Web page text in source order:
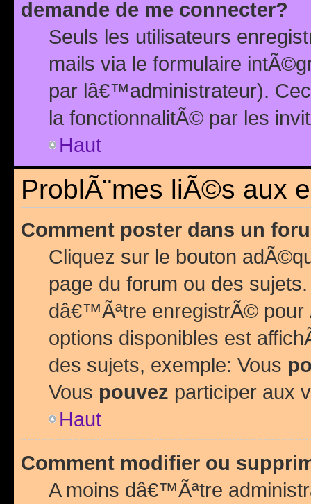
demande de me connecter?
Seuls les utilisateurs
mails via le formulaire
par lâ€™administrateur).
la fonctionnalitÃ© par les
Haut
ProblÃ¨mes liÃ©s aux
Comment poster dans un
Cliquez sur le bouton
page du forum ou des
dâ€™Ãªtre enregistrÃ©
options disponibles est
des sujets, exemple: Vous
Vous pouvez participer aux
Haut
Comment modifier ou
A moins dâ€™Ãªtre